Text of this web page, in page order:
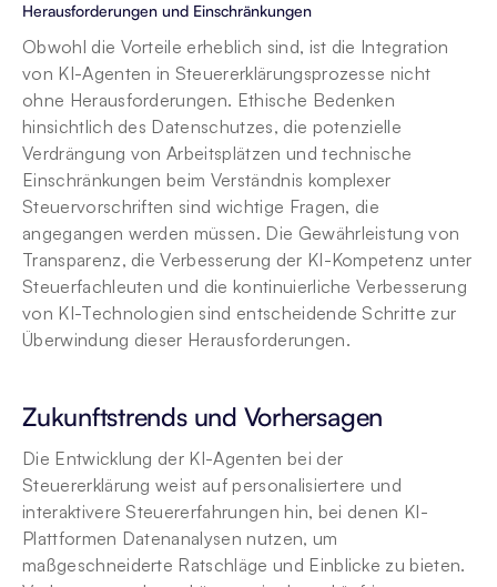
Herausforderungen und Einschränkungen
Obwohl die Vorteile erheblich sind, ist die Integration
von KI-Agenten in Steuererklärungsprozesse nicht
ohne Herausforderungen. Ethische Bedenken
hinsichtlich des Datenschutzes, die potenzielle
Verdrängung von Arbeitsplätzen und technische
Einschränkungen beim Verständnis komplexer
Steuervorschriften sind wichtige Fragen, die
angegangen werden müssen. Die Gewährleistung von
Transparenz, die Verbesserung der KI-Kompetenz unter
Steuerfachleuten und die kontinuierliche Verbesserung
von KI-Technologien sind entscheidende Schritte zur
Überwindung dieser Herausforderungen.
Zukunftstrends und Vorhersagen
Die Entwicklung der KI-Agenten bei der
Steuererklärung weist auf personalisiertere und
interaktivere Steuererfahrungen hin, bei denen KI-
Plattformen Datenanalysen nutzen, um
maßgeschneiderte Ratschläge und Einblicke zu bieten.